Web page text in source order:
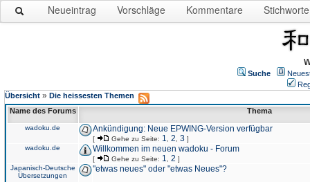
Neueintrag Vorschläge Kommentare Stichworte
Suche
Übersicht » Die heissesten Themen
Name des Forums
Thema
wadoku.de Ankündigung: Neue EPWING-Version verfügbar
[ Gehe zu Seite: 1 2 3 ]
wadoku.de
Willkommen im neuen wadoku - Forum
[ Gehe zu Seite: 1 2 ]
Japanisch-Deutsche
Übersetzungen
"etwas neues" oder "etwas Neues"?